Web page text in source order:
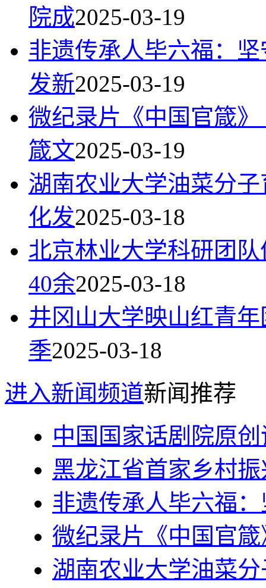
院成2025-03-19
非遗传承人毕六福：
发新2025-03-19
微纪录片《中国官箴
箴文2025-03-19
湖南农业大学油菜分
化发2025-03-18
北京林业大学科研团
40余2025-03-18
井冈山大学映山红青
季2025-03-18
进入新闻频道新闻推荐
中国国家话剧院原
黑龙江省首家乡村
非遗传承人毕六福
微纪录片《中国官
湖南农业大学油菜